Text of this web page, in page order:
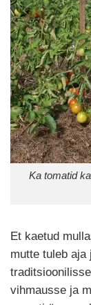
Ka tomatid
Et kaetud
mutte tuleb aja
vihmausse ja